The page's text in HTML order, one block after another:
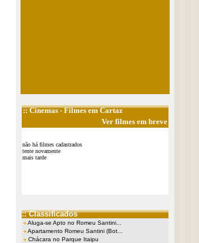
::Cinemas- Filmes em Cartaz
Ver filmes em breve
não há filmes cadastrados
tente novamente
mais tarde
:: Classificados
Aluga-se Apto no Romeu Santini...
Apartamento Romeu Santini (Bot...
Chácara no Parque Itaipu